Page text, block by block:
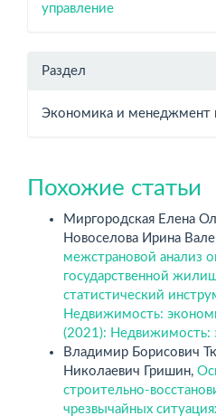
управление
Раздел
Экономика и менеджмент
Похожие статьи
Миргородская Елена
Новоселова Ирина
межстрановой анализ
государственной
статистический
Недвижимость:
(2021): Недвижимость:
Владимир Борисович
Николаевич Гришин,
строительно-
чрезвычайных